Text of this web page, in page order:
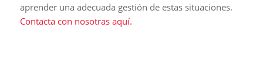
aprender una adecuada gestión de estas situaciones.
Contacta con nosotras aquí.